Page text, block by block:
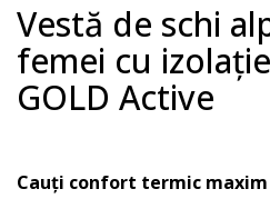
Vestă de schi
femei cu
GOLD Active
Cauți confort termic